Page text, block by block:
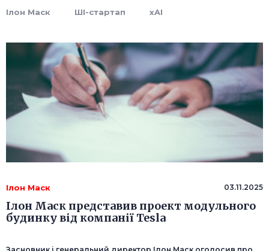
Ілон Маск ШІ-стартап xAI
Ілон Маск 03.11.2025
Ілон Маск представив проект модульного
будинку від компанії Tesla